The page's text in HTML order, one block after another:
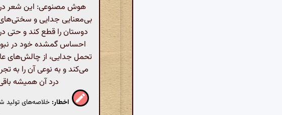
هوش مصنوعی: این شعر
بی‌معنایی جدایی و
دوستان را قطع کند و حتی
احساس گمشده خود در
تحمل جدایی، از چالش‌های
می‌کند و به نوعی آن را به
درد آن همیشه
اخطار: خلاصه‌های تولید